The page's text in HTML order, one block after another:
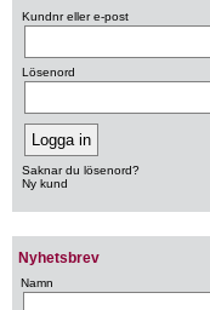
Kundnr eller e-post
Lösenord
Saknar du lösenord?
Ny kund
Nyhetsbrev
Namn